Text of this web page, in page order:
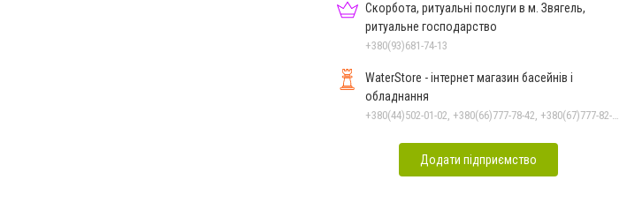
Скорбота, ритуальні послуги в м. Звягель,
ритуальне господарство
+380(93)681-74-13
WaterStore - інтернет магазин басейнів і
обладнання
+380(44)502-01-02, +380(66)777-78-42, +380(67)777-82-19, +380(67)890-80-80, +380(73)890-80-80, +380(44)502-01-03
Додати підприємство